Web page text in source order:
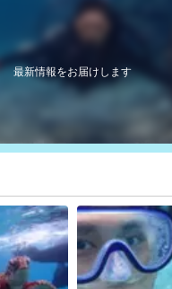
最新情報をお届けします